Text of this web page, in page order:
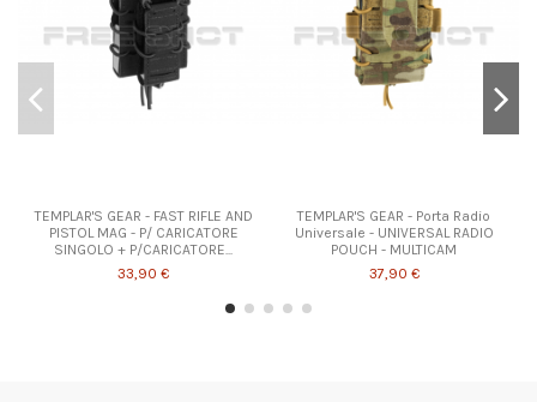
TEMPLAR'S GEAR - FAST RIFLE AND
PISTOL MAG - P/ CARICATORE
SINGOLO + P/CARICATORE...
33,90 €
TEMPLAR'S GEAR - Porta Radio
Universale - UNIVERSAL RADIO
POUCH - MULTICAM
37,90 €